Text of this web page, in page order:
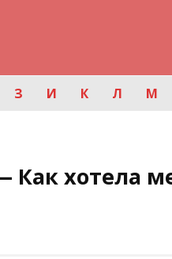
З И К Л М
Как хотела